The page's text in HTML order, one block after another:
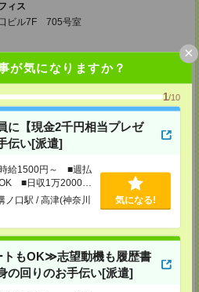
が気になりますか？
1/10
に【現金2千円相当プレゼ
伝い[派遣]
給1500円～ ■週払
■日収1万2000円
ノ口駅 / 高津(神奈川
気になる!
もOK≫志望動機も履歴書
の回りのお手伝い[派遣]
×
ィス
ビル7F 705号室
ィス
苑ビル6階
所
フィス
町田ビル6F